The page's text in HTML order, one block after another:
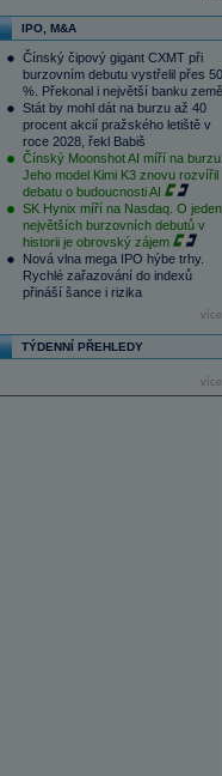
IPO, M&A
Čínský čipový gigant CXMT při
burzovním debutu vystřelil přes
%. Překonal i největší banku země
Stát by mohl dát na burzu až 40
procent akcií pražského letiště v
roce 2028, řekl Babiš
Čínský Moonshot AI míří na burzu.
Jeho model Kimi K3 znovu rozvířil
debatu o budoucnosti AI
SK Hynix míří na Nasdaq. O
největších burzovních debutů v
historii je obrovský zájem
Nová vlna mega IPO hýbe trhy.
Rychlé zařazování do indexů
přináší šance i rizika
TÝDENNÍ PŘEHLEDY